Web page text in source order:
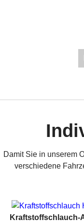
Damit Sie in unserem
verschiedene
Kraftstoffschlauch-